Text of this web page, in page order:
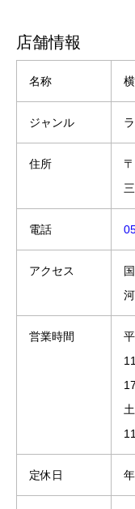
店舗情報
名称
ジャンル
住所
電話
アクセス
営業時間
定休日